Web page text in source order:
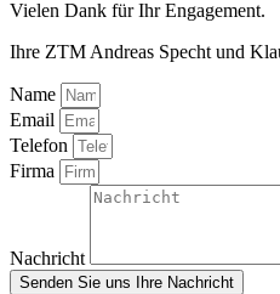
Vielen Dank für Ihr Engagement.
Ihre ZTM Andreas Specht und
Name
Email
Telefon
Firma
Nachricht
Senden Sie uns Ihre Nachricht